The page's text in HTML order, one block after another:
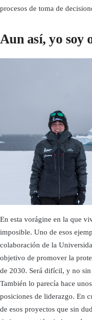
procesos de toma de
Aun así, yo soy
En esta vorágine en la que
imposible. Uno de esos
colaboración de la
objetivo de promover la
de 2030. Será difícil, y no
También lo parecía hace
posiciones de liderazgo. En
de esos proyectos que sin